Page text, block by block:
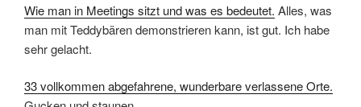
Wie man in Meetings sitzt und was es bedeutet. Alles, was
man mit Teddybären demonstrieren kann, ist gut. Ich habe
sehr gelacht.
33 vollkommen abgefahrene, wunderbare verlassene Orte.